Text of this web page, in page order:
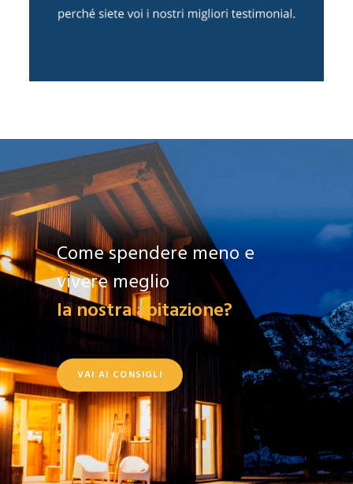
Come spendere meno e
vivere meglio
la nostra abitazione?
VAI AI CONSIGLI